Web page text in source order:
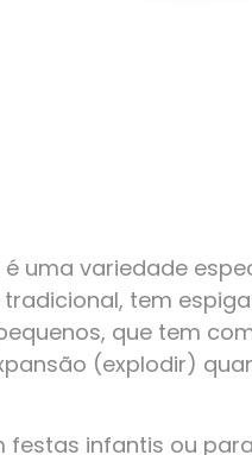
uma variedade
tem
que tem
(explodir)
festas infantis ou para